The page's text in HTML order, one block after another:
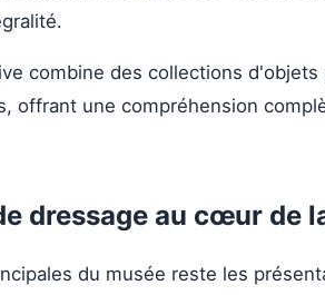
combine des collections d'objets
offrant une compréhension
dressage au cœur de
du musée reste les